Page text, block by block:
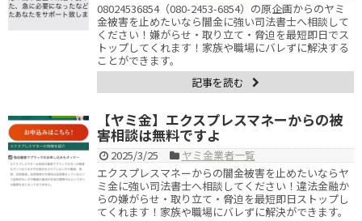
08024536854（080-2453-6854）の原企画からのヤミ
金被害を止めたいなら闇金に強い司法書士へ相談して
ください！嫌がらせ・取り立て・脅迫を最短即日でス
トップしてくれます！家族や職場にバレずに解決する
ことができます。
記事を読む
【ヤミ金】エクスプレスマネーからの被
害相談は無料ですよ
2025/3/25
ヤミ金業者一覧
エクスプレスマネーからの闇金被害を止めたいならヤ
ミ金に強い司法書士へ相談してください！違法金融か
らの嫌がらせ・取り立て・脅迫を最短即日ストップし
てくれます！家族や職場にバレずに解決ができます。